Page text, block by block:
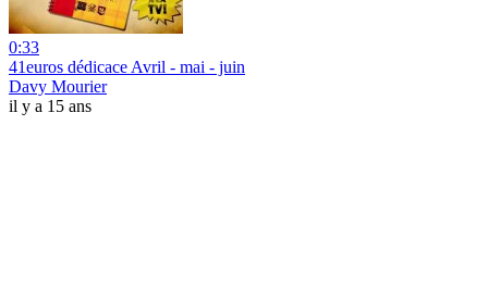
0:33
41euros dédicace Avril - mai - juin
Davy Mourier
il y a 15 ans